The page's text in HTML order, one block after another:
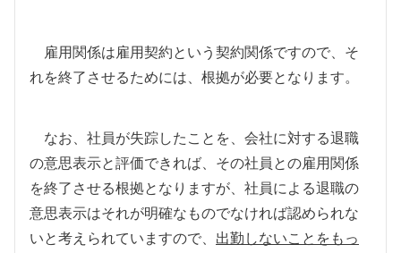
雇用関係は雇用契約という契約関係ですので、そ
れを終了させるためには、根拠が必要となります。
なお、社員が失踪したことを、会社に対する退職
の意思表示と評価できれば、その社員との雇用関係
を終了させる根拠となりますが、社員による退職の
意思表示はそれが明確なものでなければ認められな
いと考えられていますので、 出勤しないことをもっ